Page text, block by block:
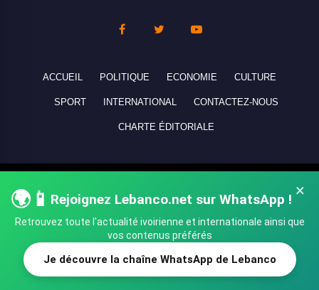
SHARE TWEET
×
🌍📱 Rejoignez Lebanco.net sur WhatsApp !
Retrouvez toute l'actualité ivoirienne et internationale ainsi que
vos contenus préférés
Je découvre la chaîne WhatsApp de Lebanco
ACCUEIL POLITIQUE ECONOMIE CULTURE
SPORT INTERNATIONAL CONTACTEZ-NOUS
CHARTE ÉDITORIALE
réservés - All rights reserved.